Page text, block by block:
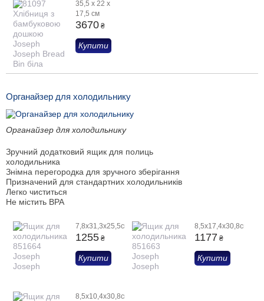
35,5 х 22 х
17,5 cм
3670 ₴
Купити
Органайзер для холодильнику
Органайзер для холодильнику
Зручний додатковий ящик для полиць
холодильника
Знімна перегородка для зручного зберігання
Призначений для стандартних холодильників
Легко чиститься
Не містить BPA
7,8x31,3x25,5см
1255 ₴
Купити
8,5x17,4x30,8см
1177 ₴
Купити
8,5x10,4x30,8см